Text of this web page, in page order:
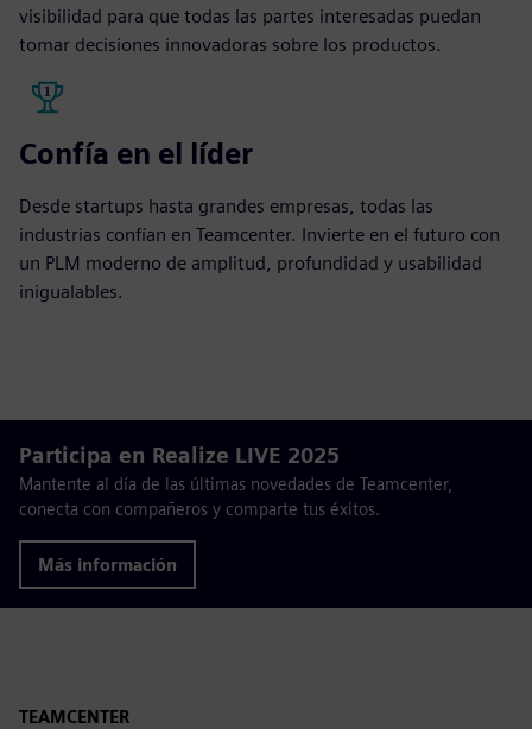
visibilidad para que todas las partes interesadas puedan
tomar decisiones innovadoras sobre los productos.
Confía en el líder
Desde startups hasta grandes empresas, todas las
industrias confían en Teamcenter. Invierte en el futuro con
un PLM moderno de amplitud, profundidad y usabilidad
inigualables.
Participa en Realize LIVE 2025
Mantente al día de las últimas novedades de Teamcenter,
conecta con compañeros y comparte tus éxitos.
Más información
TEAMCENTER